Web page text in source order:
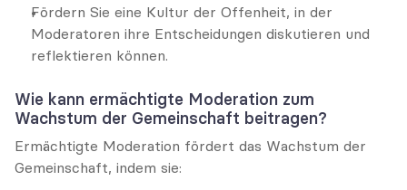
Fördern Sie eine Kultur der Offenheit, in der
Moderatoren ihre Entscheidungen diskutieren und
reflektieren können.
Wie kann ermächtigte Moderation zum
Wachstum der Gemeinschaft beitragen?
Ermächtigte Moderation fördert das Wachstum der
Gemeinschaft, indem sie: